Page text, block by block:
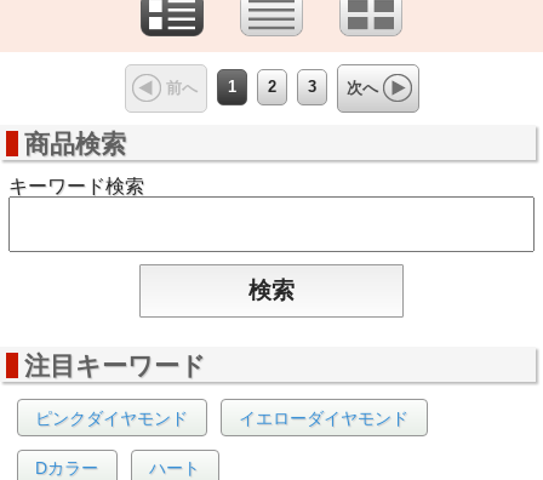
前へ 1 2 3 次へ
商品検索
キーワード検索
注目キーワード
ピンクダイヤモンド イエローダイヤモンド
Dカラー ハート